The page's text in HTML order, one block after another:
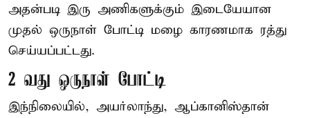
அதன்படி இரு அணிகளுக்கும் இடையேயான
முதல் ஒருநாள் போட்டி மழை காரணமாக ரத்து
செய்யப்பட்டது.
2 வது ஒருநாள் போட்டி
இந்நிலையில், அயர்லாந்து, ஆப்கானிஸ்தான்